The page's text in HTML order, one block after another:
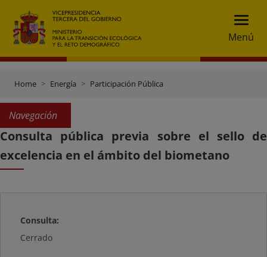
Menú
Home Energía Participación Pública
Navegación
Consulta pública previa sobre el sello de
excelencia en el ámbito del biometano
Consulta:
Cerrado